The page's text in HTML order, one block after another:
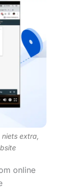
extra,
online